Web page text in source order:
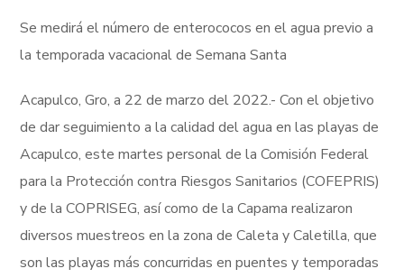
Se medirá el número de enterococos en el agua previo a
la temporada vacacional de Semana Santa
Acapulco, Gro, a 22 de marzo del 2022.- Con el objetivo
de dar seguimiento a la calidad del agua en las playas de
Acapulco, este martes personal de la Comisión Federal
para la Protección contra Riesgos Sanitarios (COFEPRIS)
y de la COPRISEG, así como de la Capama realizaron
diversos muestreos en la zona de Caleta y Caletilla, que
son las playas más concurridas en puentes y temporadas